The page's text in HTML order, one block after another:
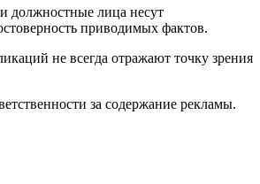
должностные лица несут
приводимых фактов.
не всегда отражают точку зрения
за содержание рекламы.